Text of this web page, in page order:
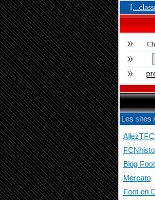
Les sites
Blog Foot
Mercato
Foot en